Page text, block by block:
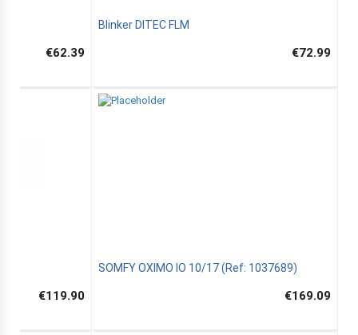
€62.39
Blinker DITEC FLM
€72.99
€119.90
SOMFY OXIMO IO 10/17 (Ref: 1037689)
€169.09